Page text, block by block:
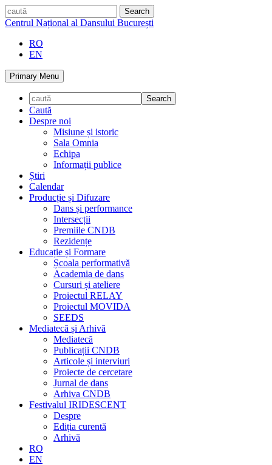
Skip
to
caută
Centrul Național al Dansului București
RO
EN
Primary Menu
Caută
Despre noi
Misiune și istoric
Sala Omnia
Echipa
Informații publice
Știri
Calendar
Producție și Difuzare
Dans și performance
Intersecții
Premiile CNDB
Rezidențe
Educație și Formare
Școala performativă
Academia de dans
Cursuri și ateliere
Proiectul RELAY
Proiectul MOVIDA
SEEDS
Mediatecă și Arhivă
Mediatecă
Publicații CNDB
Articole și interviuri
Proiecte de cercetare
Jurnal de dans
Arhiva CNDB
Festivalul IRIDESCENT
Despre
Ediția curentă
Arhivă
RO
EN